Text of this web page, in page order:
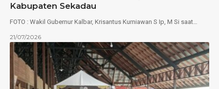
Kabupaten Sekadau
FOTO : Wakil Gubernur Kalbar, Krisantus Kurniawan S Ip, M Si saat…
21/07/2026